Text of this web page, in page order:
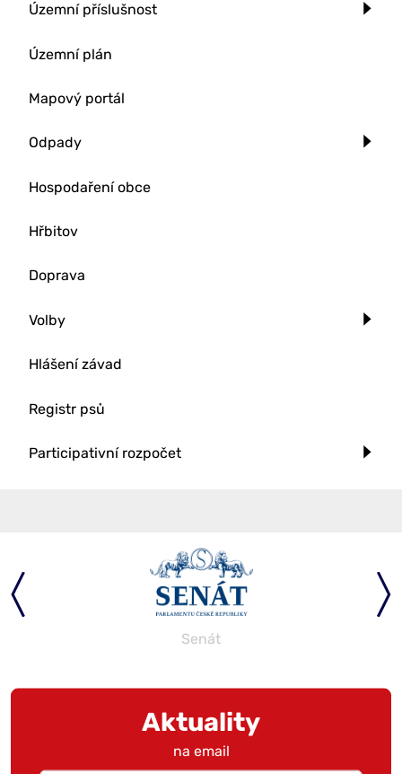
Územní příslušnost
Územní plán
Mapový portál
Odpady
Hospodaření obce
Hřbitov
Doprava
Volby
Hlášení závad
Registr psů
Participativní rozpočet
Senát
Aktuality
na email